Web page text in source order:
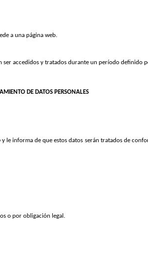
a una página web.
ser accedidos y tratados durante un período definido
DE DATOS PERSONALES
y le informa de que estos datos serán tratados de
o por obligación legal.